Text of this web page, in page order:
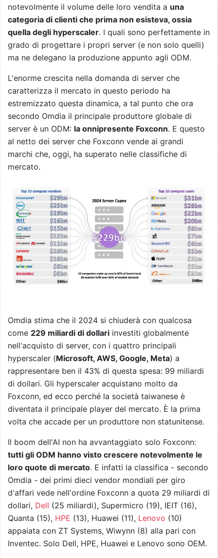
notevolmente il volume delle loro vendita a una
categoria di clienti che prima non esisteva, ossia
quella degli hyperscaler. I quali sono perfettamente in
grado di progettare i propri server (e non solo quelli)
ma ne delegano la produzione appunto agli ODM.
L'enorme crescita nella domanda di server che
caratterizza il mercato in questo periodo ha
estremizzato questa dinamica, a tal punto che ora
secondo Omdia il principale produttore globale di
server è un ODM: la onnipresente Foxconn. E questo
al netto dei server che Foxconn vende ai grandi
marchi che, oggi, ha superato nelle classifiche di
mercato.
Omdia stima che il 2024 si chiuderà con qualcosa
come 229 miliardi di dollari investiti globalmente
nell'acquisto di server, con i quattro principali
hyperscaler (Microsoft, AWS, Google, Meta) a
rappresentare ben il 43% di questa spesa: 99 miliardi
di dollari. Gli hyperscaler acquistano molto da
Foxconn, ed ecco perché la società taiwanese è
diventata il principale player del mercato. È la prima
volta che accade per un produttore non statunitense.
Il boom dell'AI non ha avvantaggiato solo Foxconn:
tutti gli ODM hanno visto crescere notevolmente le
loro quote di mercato. E infatti la classifica - secondo
Omdia - dei primi dieci vendor mondiali per giro
d'affari vede nell'ordine Foxconn a quota 29 miliardi di
dollari, Dell (25 miliardi), Supermicro (19), IEIT (16),
Quanta (15), HPE (13), Huawei (11), Lenovo (10)
appaiata con ZT Systems, Wiwynn (8) alla pari con
Inventec. Solo Dell, HPE, Huawei e Lenovo sono OEM.